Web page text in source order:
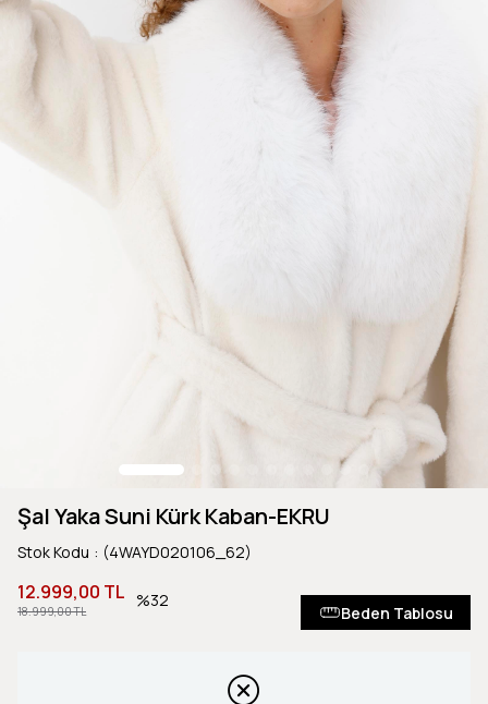
Şal Yaka Suni Kürk Kaban-EKRU
Stok Kodu (4WAYD020106_62)
18.999,00 TL
12.999,00 TL 32
Beden Tablosu